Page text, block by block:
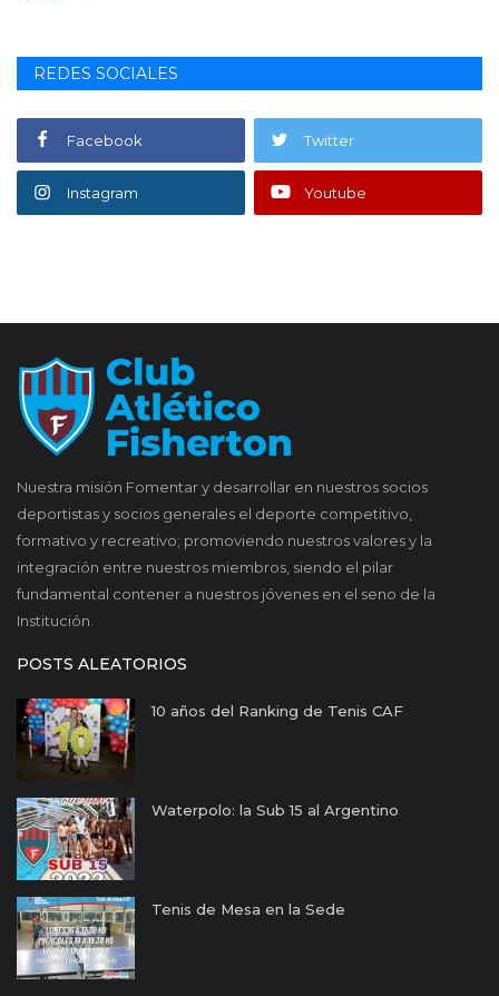
REDES SOCIALES
Facebook Twitter
Instagram Youtube
Nuestra misión Fomentar y desarrollar en nuestros socios
deportistas y socios generales el deporte competitivo,
formativo y recreativo; promoviendo nuestros valores y la
integración entre nuestros miembros, siendo el pilar
fundamental contener a nuestros jóvenes en el seno de la
Institución.
POSTS ALEATORIOS
10 años del Ranking de Tenis CAF
Waterpolo: la Sub 15 al Argentino
Tenis de Mesa en la Sede